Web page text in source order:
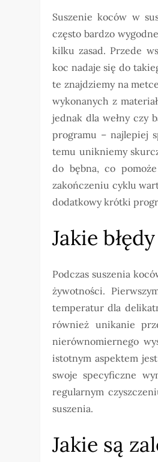
Suszenie koców w
często bardzo
kilku zasad. Przede
koc nadaje się do
te znajdziemy na
wykonanych z
jednak dla wełny czy
programu – najlepiej
temu unikniemy
do bębna, co
zakończeniu cyklu
dodatkowy krótki
Jakie
Podczas suszenia
żywotności.
temperatur dla
również unikanie
nierównomiernego
istotnym aspektem
swoje specyficzne
regularnym
suszenia.
Jakie są